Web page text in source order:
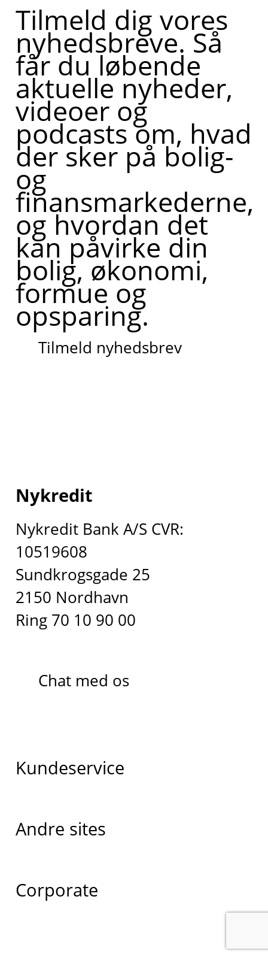
Tilmeld dig vores
nyhedsbreve. Så
får du løbende
aktuelle nyheder,
videoer og
podcasts om, hvad
der sker på bolig-
og
finansmarkederne,
og hvordan det
kan påvirke din
bolig, økonomi,
formue og
opsparing.
Tilmeld nyhedsbrev
Nykredit
Nykredit Bank A/S CVR:
10519608
Sundkrogsgade 25
2150 Nordhavn
Ring 70 10 90 00
Chat med os
Kundeservice
Andre sites
Corporate